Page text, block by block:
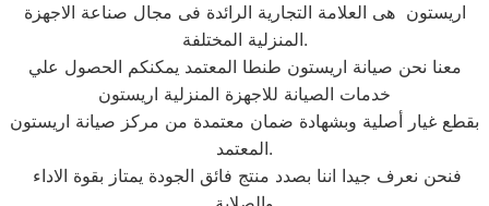
اريستون هى العلامة التجارية الرائدة فى مجال صناعة الاجهزة
المنزلية المختلفة.
معنا نحن صيانة اريستون طنطا المعتمد يمكنكم الحصول علي
خدمات الصيانة للاجهزة المنزلية اريستون
بقطع غيار أصلية وبشهادة ضمان معتمدة من مركز صيانة اريستون
المعتمد.